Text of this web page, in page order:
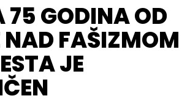
75 GODINA OD
NAD FAŠIZMOM
JE